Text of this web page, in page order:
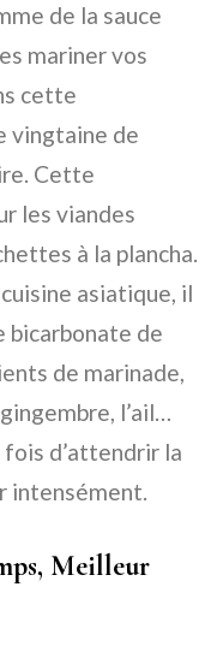
de la sauce
mariner vos
cette
vingtaine de
Cette
les viandes
à la plancha.
cuisine asiatique, il
bicarbonate de
de marinade,
l’ail…
d’attendrir la
intensément.
Meilleur